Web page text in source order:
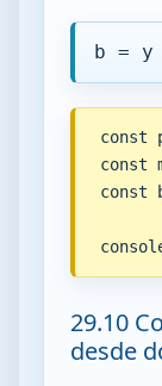
b = y
const
const
const
29.10
desde